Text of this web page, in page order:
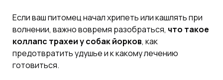
Если ваш питомец начал хрипеть или кашлять при
волнении, важно вовремя разобраться, что такое
коллапс трахеи у собак йорков, как
предотвратить удушье и к какому лечению
готовиться.